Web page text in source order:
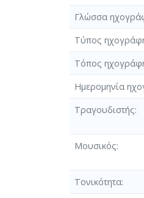
Γλώσσα
Τύπος
Τόπος
Ημερομηνία
Τραγουδιστής
Μουσικός
Τονικότητα